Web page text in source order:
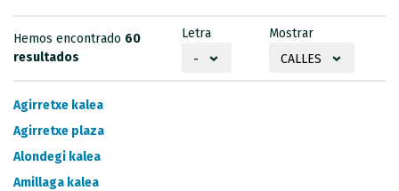
Hemos encontrado 60
resultados
Letra
-
Mostrar
CALLES
Agirretxe kalea
Agirretxe plaza
Alondegi kalea
Amillaga kalea
SERVICIOS OGC
SERVICIOS INSPIRE
LÍMITES MUNICIPALES
INVENTARIO DE LEVANTAMIENTOS TOPOGRÁFICOS
MAPAS HD DE GIPUZKOA
SEÑALES GEODÉSICAS
DETECCIÓN DE SUBSIDENCIAS